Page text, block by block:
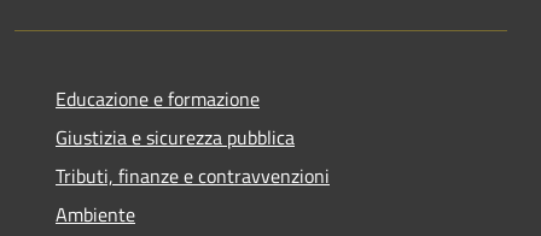
Educazione e formazione
Giustizia e sicurezza pubblica
Tributi, finanze e contravvenzioni
Ambiente